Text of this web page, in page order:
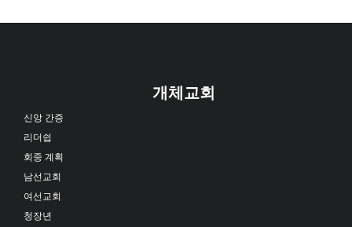
개체교회
신앙 간증
리더쉽
회중 계획
남선교회
여선교회
청장년